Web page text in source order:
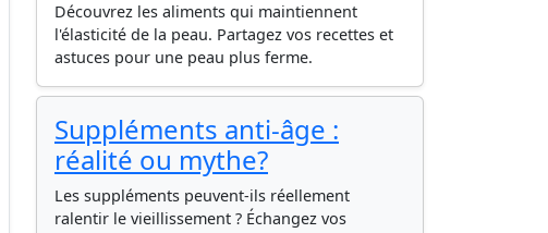
Découvrez les aliments qui maintiennent
l'élasticité de la peau. Partagez vos recettes et
astuces pour une peau plus ferme.
Suppléments anti-âge :
réalité ou mythe?
Les suppléments peuvent-ils réellement
ralentir le vieillissement ? Échangez vos